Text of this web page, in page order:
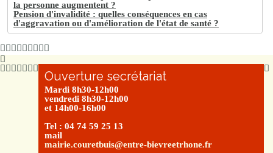
la personne augmentent ?
Pension d'invalidité : quelles conséquences en cas
d'aggravation ou d'amélioration de l'état de santé ?
Ouverture secrétariat
Mardi 8h30-12h00
vendredi 8h30-12h00
et 14h00-16h00
Tel : 04 74 59 25 13
mail
mairie.couretbuis@entre-bievreetrhone.fr